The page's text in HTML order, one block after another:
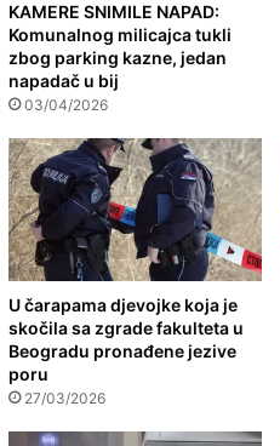
KAMERE SNIMILE NAPAD:
Komunalnog milicajca tukli
zbog parking kazne, jedan
napadač u bij
03/04/2026
U čarapama djevojke koja je
skočila sa zgrade fakulteta u
Beogradu pronađene jezive
poru
27/03/2026